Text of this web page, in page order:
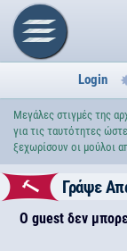
Login
Μεγάλες στιγμές της
για τις ταυτότητες
ξεχωρίσουν οι μούλοι
Γράψε
Ο guest δεν